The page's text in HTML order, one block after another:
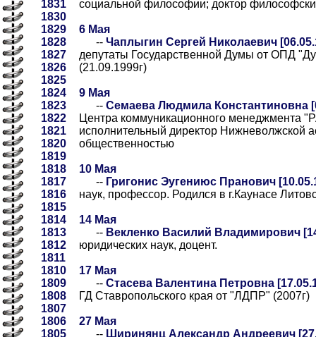
1831
1830
1829
1828
1827
1826
1825
1824
1823
1822
1821
1820
1819
1818
1817
1816
1815
1814
1813
1812
1811
1810
1809
1808
1807
1806
1805
социальной философии; доктор
6 Мая
-- Чаплыгин Сергей Николаевич
депутаты Государственной Думы от ОПД
(21.09.1999г)
9 Мая
-- Семаева Людмила Константиновна
Центра коммуникационного менеджмента
исполнительный директор Нижневолжской
общественностью
10 Мая
-- Григонис Эугениюс Пранович
наук, профессор. Родился в г.Каунасе
14 Мая
-- Векленко Василий Владимирович
юридических наук, доцент.
17 Мая
-- Стасева Валентина Петровна
ГД Ставропольского края от "ЛДПР" (2007г)
27 Мая
-- Ширинянц Александр Андреевич